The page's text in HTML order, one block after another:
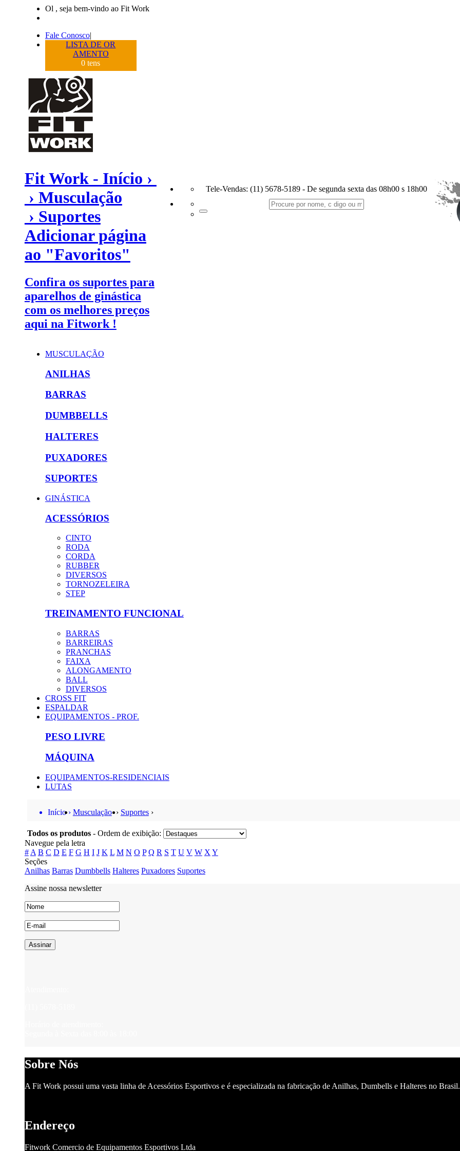
Ol , seja bem-vindo ao Fit Work
Fale Conosco|
LISTA DE OR
AMENTO
0 tens
Fit Work - Início ›
› Musculação
› Suportes
Adicionar página
ao "Favoritos"
Confira os suportes para
aparelhos de ginástica
com os melhores preços
aqui na Fitwork !
Tele-Vendas:(11) 5678-5189 - De segunda sexta das 08h00 s 18h00
MUSCULAÇÃO
ANILHAS
BARRAS
DUMBBELLS
HALTERES
PUXADORES
SUPORTES
GINÁSTICA
ACESSÓRIOS
CINTO
RODA
CORDA
RUBBER
DIVERSOS
TORNOZELEIRA
STEP
TREINAMENTO FUNCIONAL
BARRAS
BARREIRAS
PRANCHAS
FAIXA
ALONGAMENTO
BALL
DIVERSOS
CROSS FIT
ESPALDAR
EQUIPAMENTOS - PROF.
PESO LIVRE
MÁQUINA
EQUIPAMENTOS-RESIDENCIAIS
LUTAS
Início › ›
Musculação› Suportes
Todos os produtos- Ordem de exibição:
Navegue pela letra
# A B C D E F G H I J K L M N O P Q R S T U V W X Y
Seções
Anilhas Barras Dumbbells Halteres Puxadores Suportes
Assine nossa newsletter
Assinar
Sobre Nós
A Fit Work possui uma vasta linha de Acessórios Esportivos e é especializada na fabricação de Anilhas, Dumbells e Halteres no Brasil.
Endereço
Fitwork Comercio de Equipamentos Esportivos Ltda